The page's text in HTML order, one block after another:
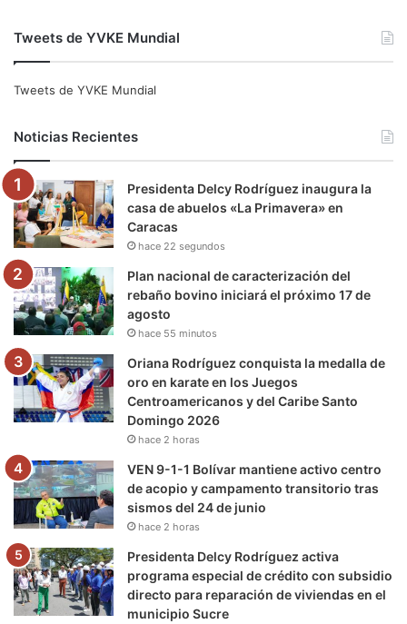
e
o
o
k
t
e
r
b
e
g
r
m
r
a
k
Tweets de YVKE Mundial
Tweets de YVKE Mundial
Noticias Recientes
Presidenta Delcy Rodríguez inaugura la
casa de abuelos «La Primavera» en
Caracas
hace 22 segundos
Plan nacional de caracterización del
rebaño bovino iniciará el próximo 17 de
agosto
hace 55 minutos
Oriana Rodríguez conquista la medalla de
oro en karate en los Juegos
Centroamericanos y del Caribe Santo
Domingo 2026
hace 2 horas
VEN 9-1-1 Bolívar mantiene activo centro
de acopio y campamento transitorio tras
sismos del 24 de junio
hace 2 horas
Presidenta Delcy Rodríguez activa
programa especial de crédito con subsidio
directo para reparación de viviendas en el
municipio Sucre